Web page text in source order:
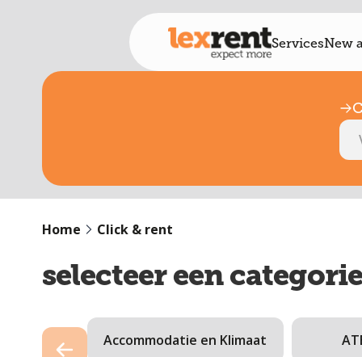
ServicesNew
Home Click & rent
selecteer een
Accommodatie en Klimaat